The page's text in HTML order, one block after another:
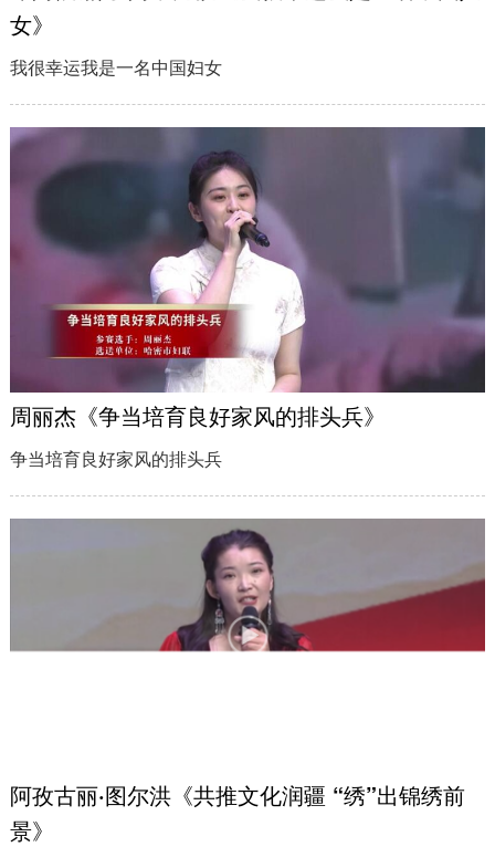
女》
我很幸运我是一名中国妇女
周丽杰《争当培育良好家风的排头兵》
争当培育良好家风的排头兵
阿孜古丽·图尔洪《共推文化润疆 “绣”出锦绣前
景》